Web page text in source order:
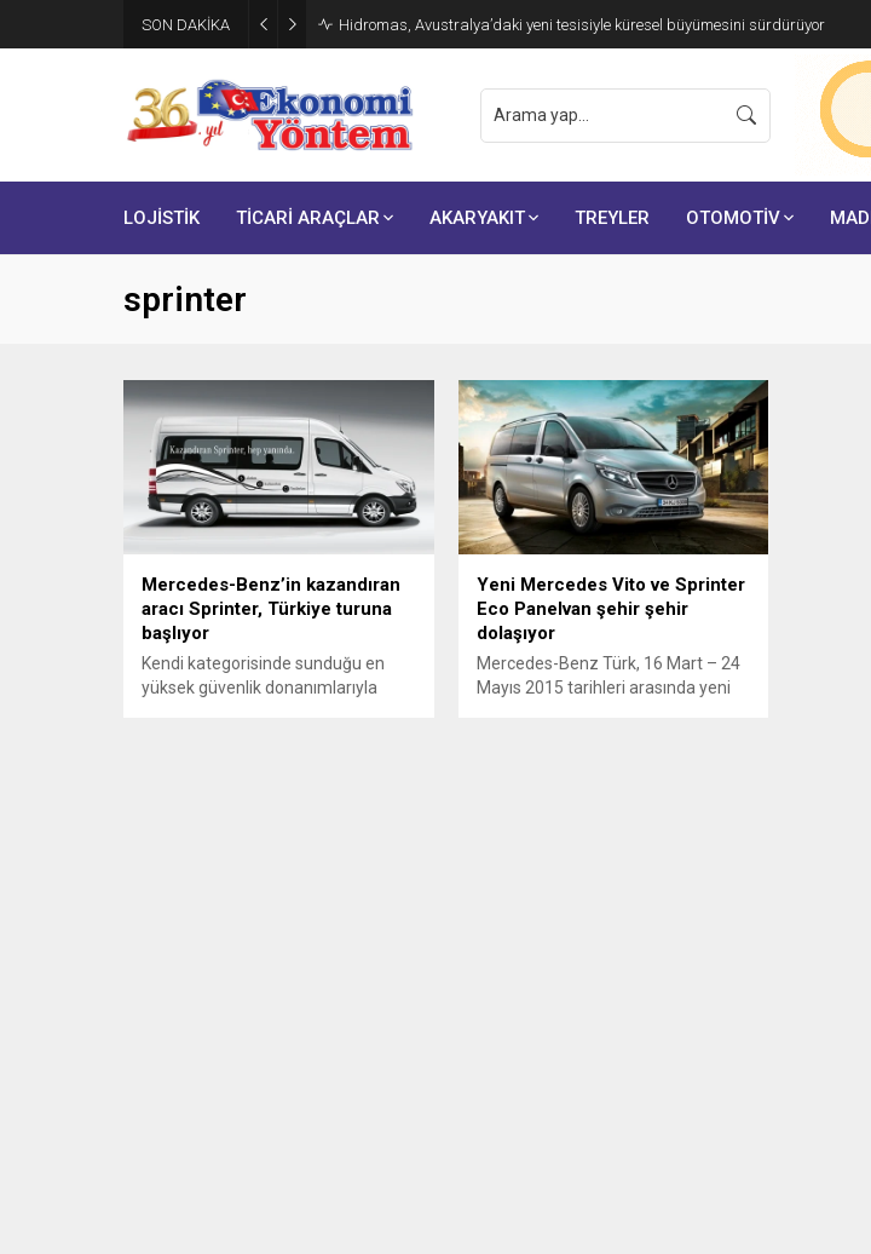
SON DAKİKA Hidromas, Avustralya’daki yeni tesisiyle küresel büyümesini sürdürüyor
LOJİSTİK TİCARİ ARAÇLAR AKARYAKIT TREYLER OTOMOTİV
sprinter
Mercedes-Benz’in kazandıran
aracı Sprinter, Türkiye turuna
başlıyor
Kendi kategorisinde sunduğu en
yüksek güvenlik donanımlarıyla
Yeni Mercedes Vito ve Sprinter
Eco Panelvan şehir şehir
dolaşıyor
Mercedes-Benz Türk, 16 Mart – 24
Mayıs 2015 tarihleri arasında yeni